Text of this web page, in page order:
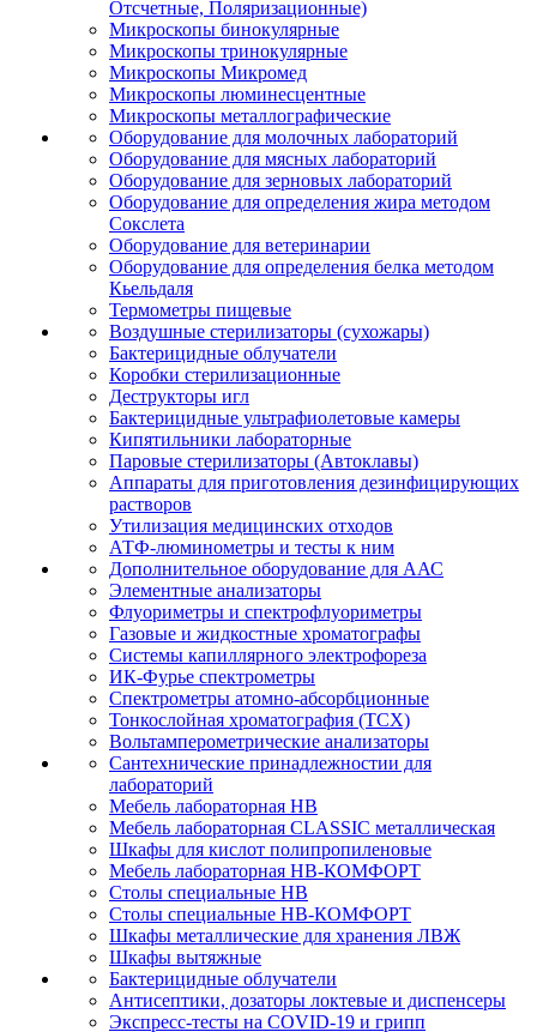
Отсчетные, Поляризационные)
Микроскопы бинокулярные
Микроскопы тринокулярные
Микроскопы Микромед
Микроскопы люминесцентные
Микроскопы металлографические
Оборудование для молочных лабораторий
Оборудование для мясных лабораторий
Оборудование для зерновых лабораторий
Оборудование для определения жира методом
Сокслета
Оборудование для ветеринарии
Оборудование для определения белка методом
Кьельдаля
Термометры пищевые
Воздушные стерилизаторы (сухожары)
Бактерицидные облучатели
Коробки стерилизационные
Деструкторы игл
Бактерицидные ультрафиолетовые камеры
Кипятильники лабораторные
Паровые стерилизаторы (Автоклавы)
Аппараты для приготовления дезинфицирующих
растворов
Утилизация медицинских отходов
АТФ-люминометры и тесты к ним
Дополнительное оборудование для ААС
Элементные анализаторы
Флуориметры и спектрофлуориметры
Газовые и жидкостные хроматографы
Системы капиллярного электрофореза
ИК-Фурье спектрометры
Спектрометры атомно-абсорбционные
Тонкослойная хроматография (ТСХ)
Вольтамперометрические анализаторы
Сантехнические принадлежностии для
лабораторий
Мебель лабораторная НВ
Мебель лабораторная CLASSIC металлическая
Шкафы для кислот полипропиленовые
Мебель лабораторная НВ-КОМФОРТ
Столы специальные НВ
Столы специальные НВ-КОМФОРТ
Шкафы металлические для хранения ЛВЖ
Шкафы вытяжные
Бактерицидные облучатели
Антисептики, дозаторы локтевые и диспенсеры
Экспресс-тесты на COVID-19 и грипп